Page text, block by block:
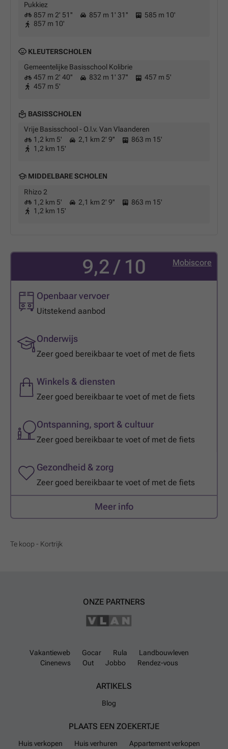
Pukkiez
857 m 2' 51''
857 m 1' 31''
585 m 10'
857 m 10'
KLEUTERSCHOLEN
Gemeentelijke Basisschool Kolibrie
457 m 2' 40''
832 m 1' 37''
457 m 5'
457 m 5'
BASISSCHOLEN
Vrije Basisschool - O.l.v. Van Vlaanderen
1,2 km 5'
2,1 km 2' 9''
863 m 15'
1,2 km 15'
MIDDELBARE SCHOLEN
Rhizo 2
1,2 km 5'
2,1 km 2' 9''
863 m 15'
1,2 km 15'
Mobiscore
9,2 / 10
Openbaar vervoer
Uitstekend aanbod
Onderwijs
Zeer goed bereikbaar te voet of met de fiets
Winkels & diensten
Zeer goed bereikbaar te voet of met de fiets
Ontspanning, sport & cultuur
Zeer goed bereikbaar te voet of met de fiets
Gezondheid & zorg
Zeer goed bereikbaar te voet of met de fiets
Meer info
Te koop - Kortrijk
ONZE PARTNERS
Vakantieweb Gocar Rula
Landbouwleven
Cinenews
Out Jobbo Rendez-vous
ARTIKELS
Blog
PLAATS EEN ZOEKERTJE
Huis verkopen Huis verhuren
Appartement verkopen